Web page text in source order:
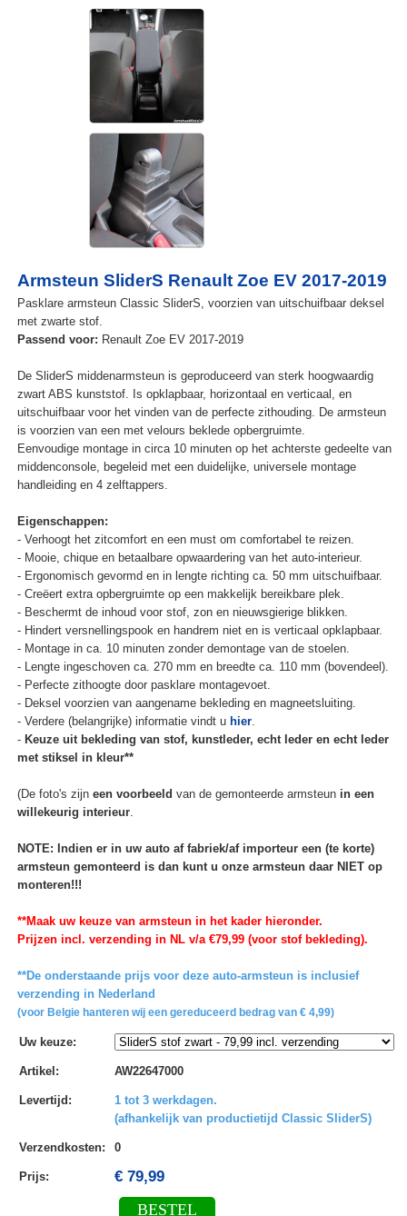
Armsteun SliderS Renault Zoe EV 2017-2019
Pasklare armsteun Classic SliderS, voorzien van uitschuifbaar deksel
met zwarte stof.
Passend voor: Renault Zoe EV 2017-2019
De SliderS middenarmsteun is geproduceerd van sterk hoogwaardig
zwart ABS kunststof. Is opklapbaar, horizontaal en verticaal, en
uitschuifbaar voor het vinden van de perfecte zithouding. De armsteun
is voorzien van een met velours beklede opbergruimte.
Eenvoudige montage in circa 10 minuten op het achterste gedeelte van
middenconsole, begeleid met een duidelijke, universele montage
handleiding en 4 zelftappers.
Eigenschappen:
- Verhoogt het zitcomfort en een must om comfortabel te reizen.
- Mooie, chique en betaalbare opwaardering van het auto-interieur.
- Ergonomisch gevormd en in lengte richting ca. 50 mm uitschuifbaar.
- Creëert extra opbergruimte op een makkelijk bereikbare plek.
- Beschermt de inhoud voor stof, zon en nieuwsgierige blikken.
- Hindert versnellingspook en handrem niet en is verticaal opklapbaar.
- Montage in ca. 10 minuten zonder demontage van de stoelen.
- Lengte ingeschoven ca. 270 mm en breedte ca. 110 mm (bovendeel).
- Perfecte zithoogte door pasklare montagevoet.
- Deksel voorzien van aangename bekleding en magneetsluiting.
- Verdere (belangrijke) informatie vindt u hier.
- Keuze uit bekleding van stof, kunstleder, echt leder en echt leder
met stiksel in kleur**
(De foto's zijn een voorbeeld van de gemonteerde armsteun in een
willekeurig interieur.
NOTE: Indien er in uw auto af fabriek/af importeur een (te korte)
armsteun gemonteerd is dan kunt u onze armsteun daar NIET op
monteren!!!
**Maak uw keuze van armsteun in het kader hieronder.
Prijzen incl. verzending in NL v/a €79,99 (voor stof bekleding).
**De onderstaande prijs voor deze auto-armsteun is inclusief
verzending in Nederland
(voor Belgie hanteren wij een gereduceerd bedrag van € 4,99)
Uw keuze:
Artikel : AW22647000
Levertijd :
1 tot 3 werkdagen.
(afhankelijk van productietijd Classic SliderS)
Verzendkosten: 0
Prijs: € 79,99
BESTEL